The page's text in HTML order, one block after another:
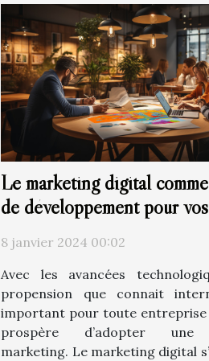
Le marketing digital
de développement pour
8 janvier 2024 00:02
Avec les avancées
propension que connait
important pour toute entreprise
prospère d’adopter une
marketing. Le marketing digital